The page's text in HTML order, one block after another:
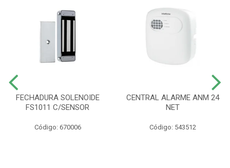
FECHADURA SOLENOIDE
FS1011 C/SENSOR
Código: 670006
CENTRAL ALARME ANM 24
NET
Código: 543512